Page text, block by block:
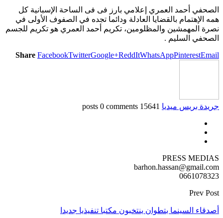
الصحفي أحمد العمري إعلامي بارز فى فى الساحة الإسبانية كل
همه الإهتمام بالقضايا العادلة ودائما تجده في الصفوف الأولى في
نصرة المهمشين والمظلومين، تكريم أحمد العمري هو تكريم للجسم
الصحفي السليم .
Share FacebookTwitterGoogle+ReddItWhatsAppPinterestEmail
جريدة بريس ميديا 15641 posts
0 comments
PRESS MEDIAS
barhon.hassan@gmail.com
0661078323
Prev Post
أصدقاء السينما بتطوان ينتخبون مكتبا تنفيذيا جديدا